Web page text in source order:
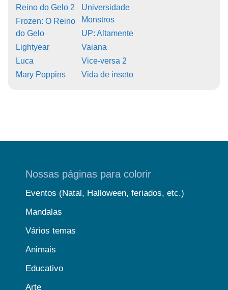
Reino do Gelo 2
Frozen: O Reino
do Gelo
Lightyear
Luca
Mary Poppins
Universidade
Monstros
UP: Altamente
Vaiana
Vice-versa 2
Vida de inseto
Nossas páginas para colorir
Eventos (Natal, Halloween, feriados, etc.)
Mandalas
Vários temas
Animais
Educativo
Arte